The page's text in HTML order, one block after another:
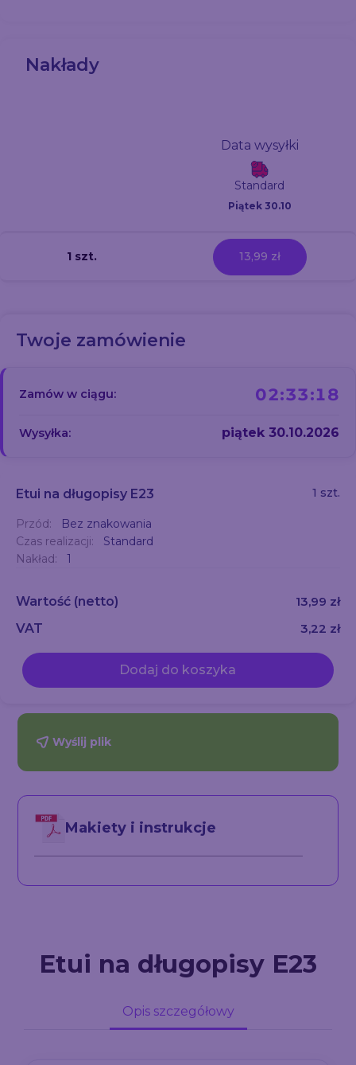
Nakłady
Data wysyłki
Standard
Piątek 30.10
1 szt. 13,99 zł
Twoje zamówienie
Zamów w ciągu: 02:33:18
Wysyłka: piątek 30.10.2026
Etui na długopisy E23 1 szt.
Przód:
Bez znakowania
Czas realizacji:
Standard
Nakład:
1
Wartość (netto)
13,99 zł
VAT
3,22 zł
Dodaj do koszyka
Wyślij plik
Makiety i instrukcje
Etui na długopisy E23
Opis szczegółowy